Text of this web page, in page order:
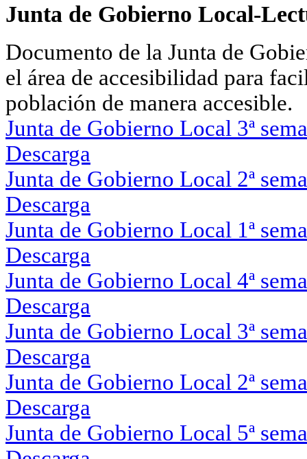
Junta de Gobierno Local-
Documento de la Junta de
el área de accesibilidad para
población de manera accesible.
Junta de Gobierno Local 3ª
Descarga
Junta de Gobierno Local 2ª
Descarga
Junta de Gobierno Local 1ª
Descarga
Junta de Gobierno Local 4ª
Descarga
Junta de Gobierno Local 3ª
Descarga
Junta de Gobierno Local 2ª
Descarga
Junta de Gobierno Local 5ª